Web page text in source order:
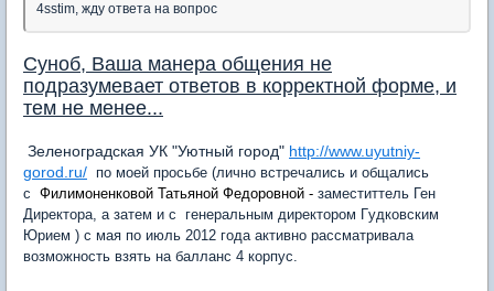
4sstim, жду ответа на вопрос
Суноб, Ваша манера общения не
подразумевает ответов в корректной форме, и
тем не менее...
Зеленоградская УК "Уютный город" http://www.uyutniy-
gorod.ru/ по моей просьбе (лично встречались и общались
с Филимоненковой Татьяной Федоровной - заместиттель Ген
Директора, а затем и с генеральным директором Гудковским
Юрием ) с мая по июль 2012 года активно рассматривала
возможность взять на балланс 4 корпус.